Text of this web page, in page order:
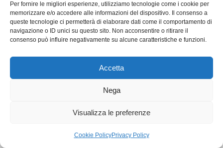
Per fornire le migliori esperienze, utilizziamo tecnologie come i cookie per
memorizzare e/o accedere alle informazioni del dispositivo. Il consenso a
queste tecnologie ci permetterà di elaborare dati come il comportamento di
navigazione o ID unici su questo sito. Non acconsentire o ritirare il
consenso può influire negativamente su alcune caratteristiche e funzioni.
Accetta
Nega
Visualizza le preferenze
Cookie PolicyPrivacy Policy